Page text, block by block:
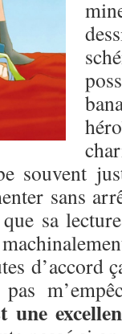
souvent
sans
sa
d’accord
une